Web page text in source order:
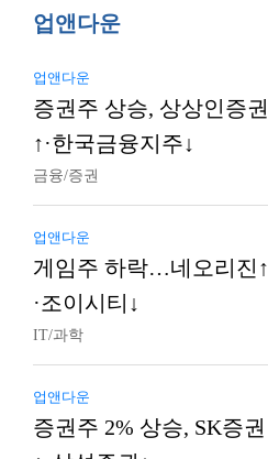
업앤다운
업앤다운
증권주 상승, 상상인증권
↑·한국금융지주↓
금융/증권
업앤다운
게임주 하락…네오리진↑
·조이시티↓
IT/과학
업앤다운
증권주 2% 상승, SK증권